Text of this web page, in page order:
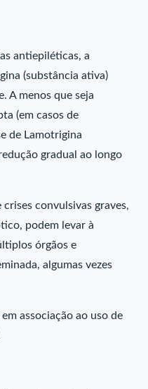
antiepiléticas, a
(substância ativa)
A menos que seja
(em casos de
de Lamotrigina
gradual ao longo
convulsivas graves,
podem levar à
órgãos e
algumas vezes
associação ao uso de